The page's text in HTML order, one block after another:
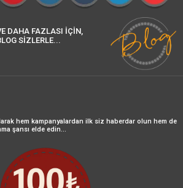
DAHA FAZLASI İÇİN,
SİZLERLE...
hem kampanyalardan ilk siz haberdar olun hem de
şansı elde edin...